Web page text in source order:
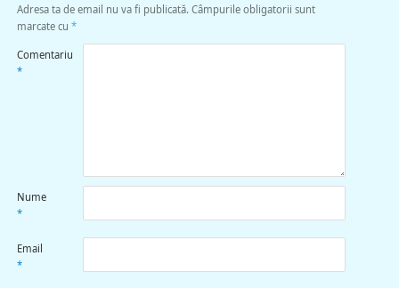
Adresa ta de email nu va fi publicată. Câmpurile obligatorii sunt
marcate cu *
Comentariu
*
Nume
*
Email
*